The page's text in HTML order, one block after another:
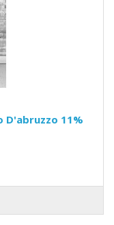
D'abruzzo 11%